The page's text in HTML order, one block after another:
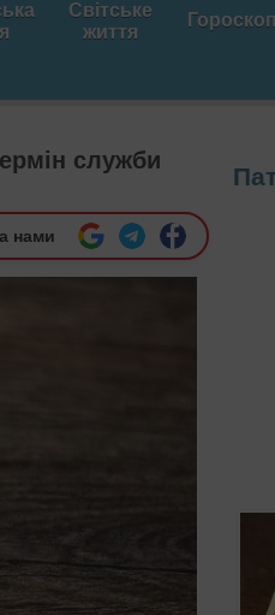
Світське
життя Гороскоп
служби
нами